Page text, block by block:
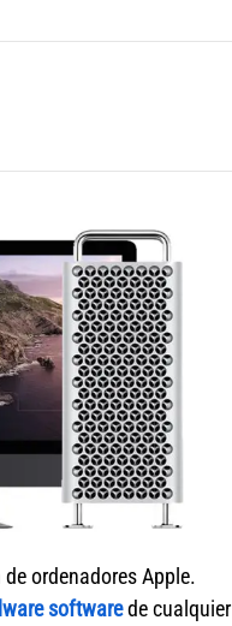
ordenadores Apple.
softwarede cualquier